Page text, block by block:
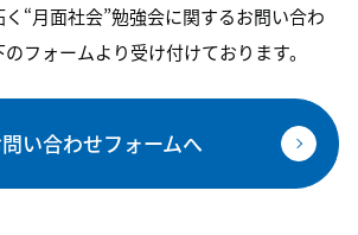
“月面社会”勉強会に関するお問い合わ
フォームより受け付けております。
い合わせフォームへ